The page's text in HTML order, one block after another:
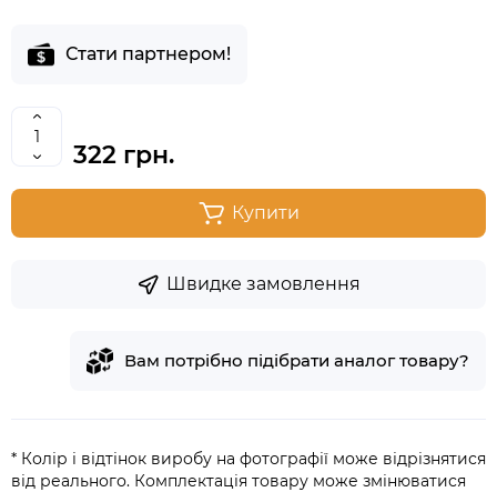
Стати партнером!
322 грн.
Купити
Швидке замовлення
Вам потрібно підібрати аналог товару?
* Колір і відтінок виробу на фотографії може відрізнятися
від реального. Комплектація товару може змінюватися